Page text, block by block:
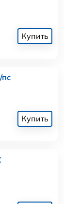
Купить
Купить